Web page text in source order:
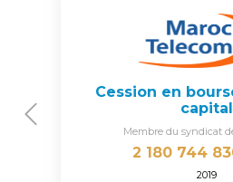
Cession en
capital
Membre du syndicat
2 180 744
2019
Previous